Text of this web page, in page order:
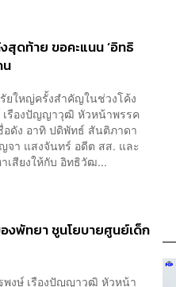
ดท้าย ขอคะแนน ‘อิทธิ
น
ยใหญ่ครั้งสำคัญในช่วงโค้ง
เรืองปัญญาวุฒิ หัวหน้าพรรค
ดัง อาทิ ปดิพัทธ์ สันติภาดา
จา แสงจันทร์ อดีต สส. และ
สียงให้กับ อิทธิวัฒ...
งพัทยา ชูนโยบายศูนย์เด็ก
งษ์ เรืองปัญญาวุฒิ หัวหน้า